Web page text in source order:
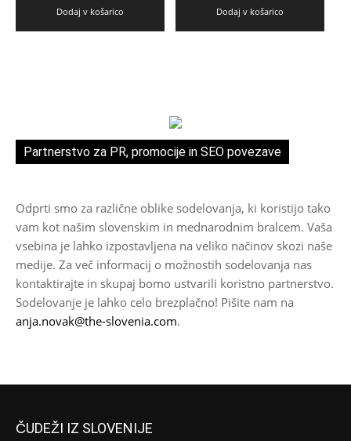
Dodaj v košarico Dodaj v košarico
Partnerstvo za PR, promocije in SEO povezave
Odprti smo za različne oblike sodelovanja, ki koristijo tako
vam kot našim slovenskim in mednarodnim bralcem. Vaša
vsebina je lahko izpostavljena na veliko načinov skozi naše
medije. Za več informacij o možnostih sodelovanja nas
kontaktirajte in skupaj bomo ustvarili koristno partnerstvo.
Sodelovanje je lahko celo brezplačno! Pišite nam na
anja.novak@the-slovenia.com.
ČUDEŽI IZ SLOVENIJE